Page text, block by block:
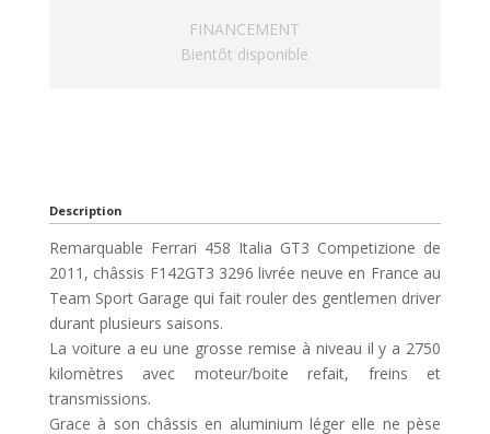
FINANCEMENT
Bientôt disponible
Description
Remarquable Ferrari 458 Italia GT3 Competizione de
2011, châssis F142GT3 3296 livrée neuve en France au
Team Sport Garage qui fait rouler des gentlemen driver
durant plusieurs saisons.
La voiture a eu une grosse remise à niveau il y a 2750
kilomètres avec moteur/boite refait, freins et
transmissions.
Grace à son châssis en aluminium léger elle ne pèse